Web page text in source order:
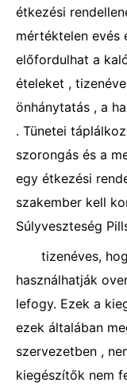
étkezési
mértéktelen evés
előfordulhat a
ételeket ,
önhánytatás , a
. Tünetei
szorongás és a
egy étkezési
szakember kell
Súlyveszteség
tizenéves,
használhatják
lefogy. Ezek a
ezek általában
szervezetben ,
kiegészítők nem